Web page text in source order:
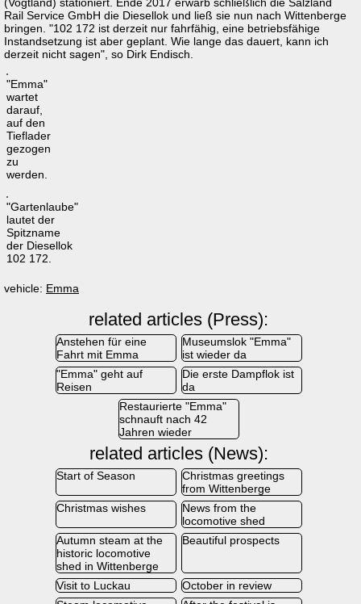
Rail Service GmbH die Diesellok und ließ sie nun nach Wittenberge
bringen. "102 172 ist derzeit nur fahrfähig, eine betriebsfähige
Instandsetzung ist aber geplant. Wie lange das dauert, kann ich
derzeit nicht sagen", so Dirk Endisch.
"Emma"
wartet
darauf,
auf den
Tieflader
gezogen
zu
werden.
"Gartenlaube"
lautet der
Spitzname
der Diesellok
102 172.
vehicle: Emma
related articles (Press):
Anstehen für eine
Fahrt mit Emma
Museumslok "Emma"
ist wieder da
"Emma" geht auf
Reisen
Die erste Dampflok ist
da
Restaurierte "Emma"
schnauft nach 42
Jahren wieder
related articles (News):
Start of Season
Christmas greetings
from Wittenberge
Christmas wishes
News from the
locomotive shed
Autumn steam at the
historic locomotive
shed in Wittenberge
Beautiful prospects
Visit to Luckau
October in review